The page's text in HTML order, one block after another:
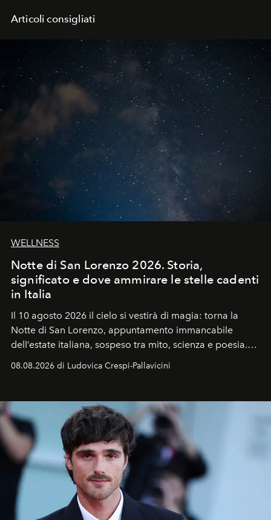
Articoli consigliati
WELLNESS
Notte di San Lorenzo 2026. Storia,
significato e dove ammirare le stelle cadenti
in Italia
Il 10 agosto 2026 il cielo si vestirà di magia: torna la
Notte di San Lorenzo, appuntamento immancabile
dell’estate italiana, sospeso tra mito, scienza e poesia.
Sarà il momento in cui gli occhi si alzano verso la volta
celeste per seguire il passaggio delle
all’universo i desideri più segreti
08.08.2026 di Ludovica Crespi-Pallavicini